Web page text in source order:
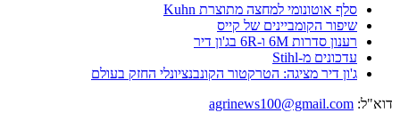
סלף אוטונומי למחצה מתוצרת Kuhn
שיפור הקומביינים של קייס
רענון סדרות 6M ו-6R בג'ון דיר
עדכונים מ-Stihl
ג'ון דיר מציגה: הטרקטור הקונבנציונלי החזק בעולם
דוא"ל: agrinews100@gmail.com